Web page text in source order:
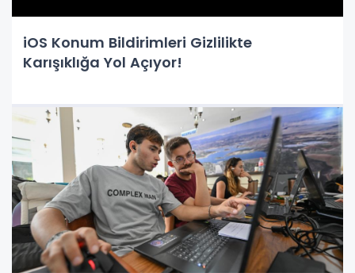
iOS Konum Bildirimleri Gizlilikte
Karışıklığa Yol Açıyor!